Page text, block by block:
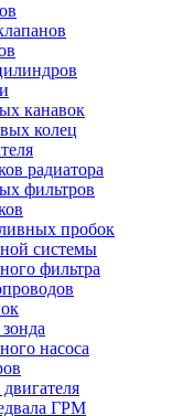
канавок
колец
радиатора
фильтров
пробок
системы
фильтра
насоса
ГРМ